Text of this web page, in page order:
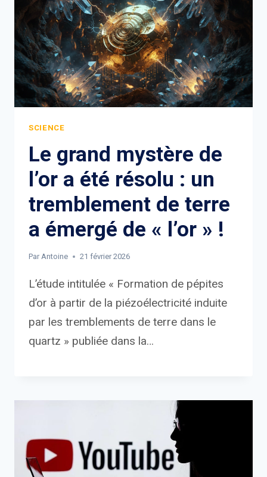
SCIENCE
Le grand mystère de
l’or a été résolu : un
tremblement de terre
a émergé de « l’or » !
Par Antoine 21 février 2026
L’étude intitulée « Formation de pépites
d’or à partir de la piézoélectricité induite
par les tremblements de terre dans le
quartz » publiée dans la…